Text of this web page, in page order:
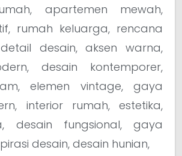
apartemen mewah,
rumah keluarga, rencana
desain, aksen warna,
desain kontemporer,
elemen vintage, gaya
interior rumah, estetika,
desain fungsional, gaya
desain, desain hunian,